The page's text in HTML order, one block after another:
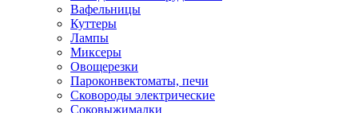
Вафельницы
Куттеры
Лампы
Миксеры
Овощерезки
Пароконвектоматы, печи
Сковороды электрические
Соковыжималки